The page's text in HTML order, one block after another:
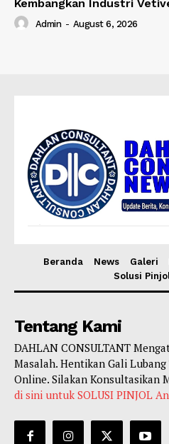
Kembangkan Industri
Admin - August 6, 2026
Beranda News Galeri
Solusi
Tentang Kami
DAHLAN CONSULTANT
Masalah. Hentikan Gali
Online. Silakan Konsultasikan
di sini untuk SOLUSI PINJOL